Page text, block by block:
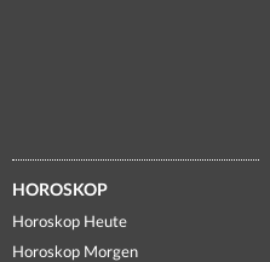
HOROSKOP
Horoskop Heute
Horoskop Morgen